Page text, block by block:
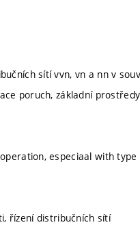
sítí vvn, vn a nn v
poruch, základní
especiaal with
řízení distribučních sítí